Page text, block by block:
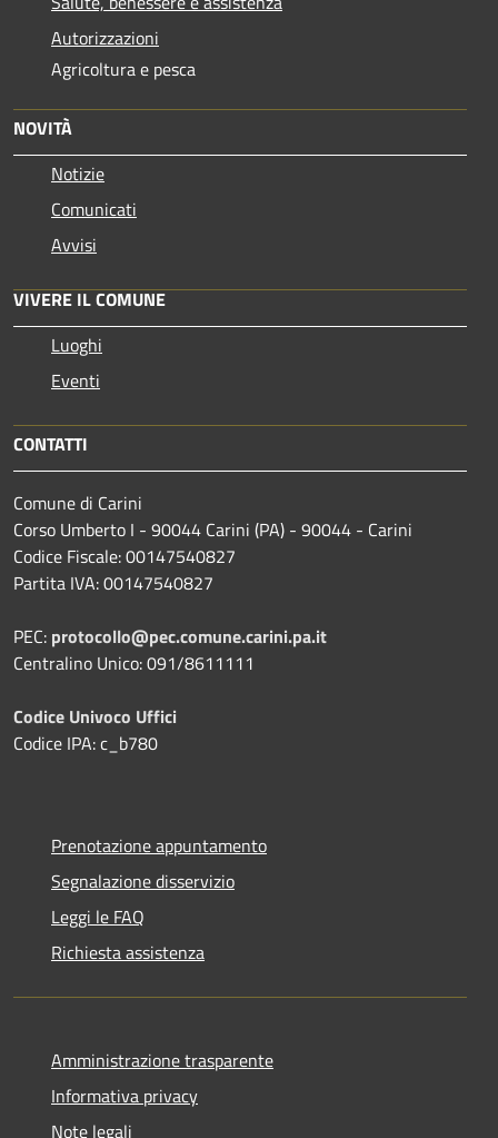
Autorizzazioni
Agricoltura e pesca
NOVITÀ
Notizie
Comunicati
Avvisi
VIVERE IL COMUNE
Luoghi
Eventi
CONTATTI
Comune di Carini
Corso Umberto I - 90044 Carini (PA) - 90044 - Carini
Codice Fiscale: 00147540827
Partita IVA: 00147540827
PEC: protocollo@pec.comune.carini.pa.it
Centralino Unico: 091/8611111
Codice Univoco Uffici
Codice IPA: c_b780
Prenotazione appuntamento
Segnalazione disservizio
Leggi le FAQ
Richiesta assistenza
Amministrazione trasparente
Informativa privacy
Note legali